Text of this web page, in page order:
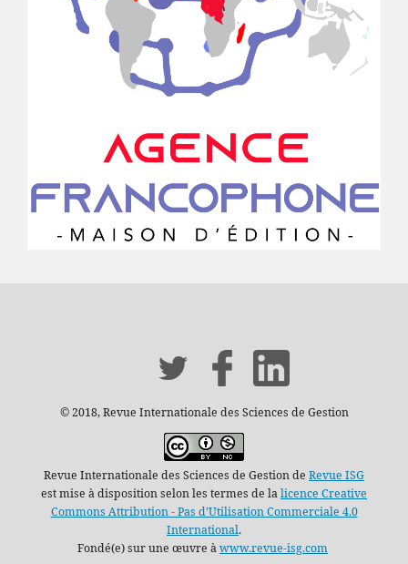
© 2018, Revue Internationale des Sciences de Gestion
Revue Internationale des Sciences de Gestion de Revue ISG
est mise à disposition selon les termes de lalicence Creative
Commons Attribution - Pas d’Utilisation Commerciale 4.0
International.
Fondé(e) sur une œuvre àwww.revue-isg.com